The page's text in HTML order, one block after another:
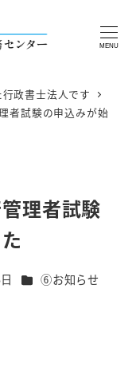
MENU
政書士法人です
者試験の申込みが始
理者試験
カテゴリー
⑥お知らせ